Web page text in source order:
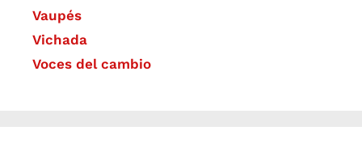
Vaupés
Vichada
Voces del cambio